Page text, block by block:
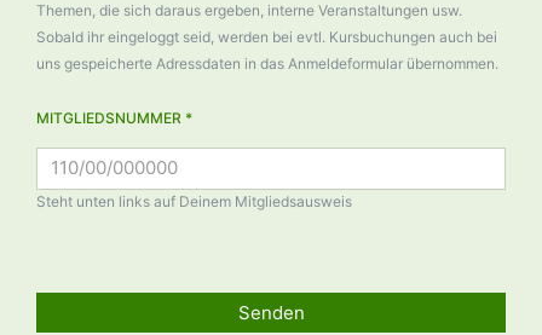
Themen, die sich daraus ergeben, interne Veranstaltungen usw.
Sobald ihr eingeloggt seid, werden bei evtl. Kursbuchungen auch bei
uns gespeicherte Adressdaten in das Anmeldeformular übernommen.
MITGLIEDSNUMMER *
Steht unten links auf Deinem Mitgliedsausweis
Senden